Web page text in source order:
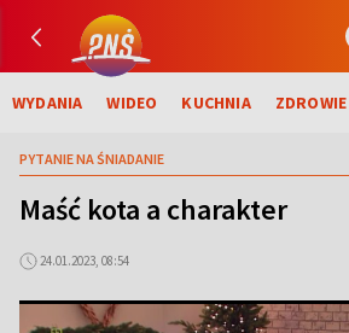
WYDANIA WIDEO KUCHNIA ZDROWIE
PYTANIE NA ŚNIADANIE
Maść kota a charakter
24.01.2023, 08:54